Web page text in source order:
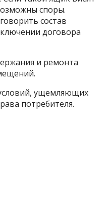
споры.
состав
договора
и ремонта
ущемляющих
потребителя.